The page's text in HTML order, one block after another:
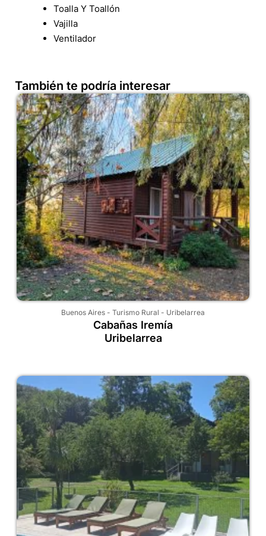
Toalla Y Toallón
Vajilla
Ventilador
También te podría interesar
Buenos Aires - Turismo Rural - Uribelarrea
Cabañas Iremía
Uribelarrea